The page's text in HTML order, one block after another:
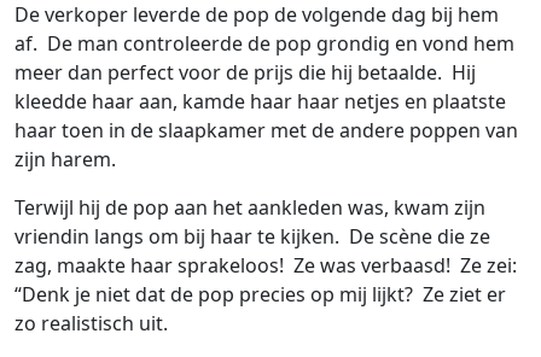
De verkoper leverde de pop de volgende dag bij hem
af. De man controleerde de pop grondig en vond hem
meer dan perfect voor de prijs die hij betaalde. Hij
kleedde haar aan, kamde haar haar netjes en plaatste
haar toen in de slaapkamer met de andere poppen van
zijn harem.
Terwijl hij de pop aan het aankleden was, kwam zijn
vriendin langs om bij haar te kijken. De scène die ze
zag, maakte haar sprakeloos! Ze was verbaasd! Ze zei:
“Denk je niet dat de pop precies op mij lijkt? Ze ziet er
zo realistisch uit.